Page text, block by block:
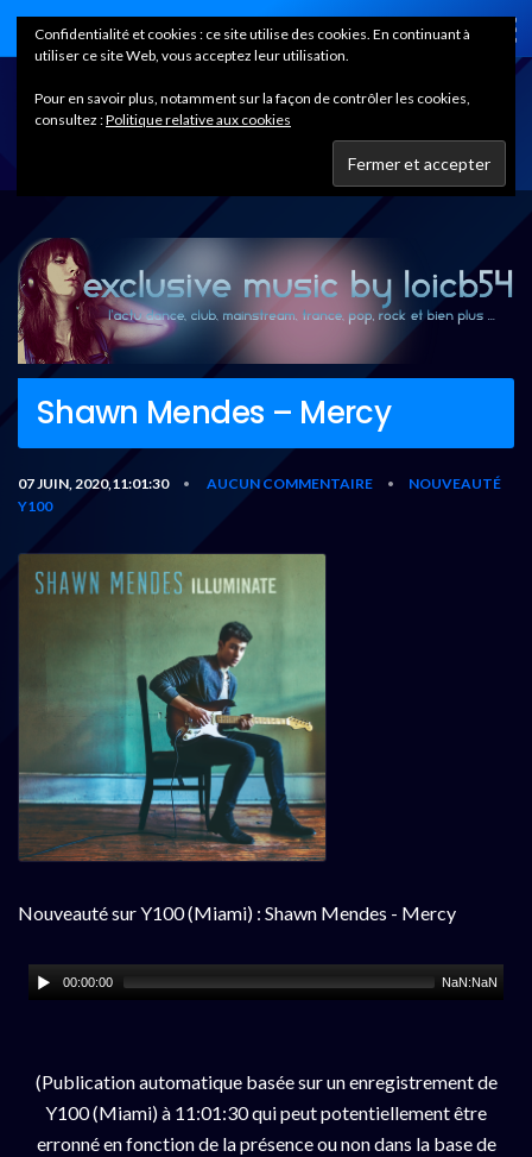
Home
Shawn Mendes – Mercy
07 JUIN, 2020,11:01:30 • AUCUN COMMENTAIRE •
NOUVEAUTÉ
Y100
Nouveauté sur Y100 (Miami) : Shawn Mendes - Mercy
00:00:00 NaN:NaN
(Publication automatique basée sur un enregistrement de
Y100 (Miami) à 11:01:30 qui peut potentiellement être
erronné en fonction de la présence ou non dans la base de
Confidentialité et cookies : ce site utilise des cookies. En continuant à
utiliser ce site Web, vous acceptez leur utilisation.
Pour en savoir plus, notamment sur la façon de contrôler les cookies,
consultez :Politique relative aux cookies